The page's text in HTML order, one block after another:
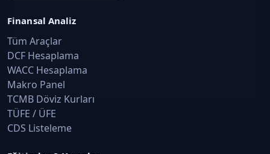
Finansal Analiz
Tüm Araçlar
DCF Hesaplama
WACC Hesaplama
Makro Panel
TCMB Döviz Kurları
TÜFE / ÜFE
CDS Listeleme